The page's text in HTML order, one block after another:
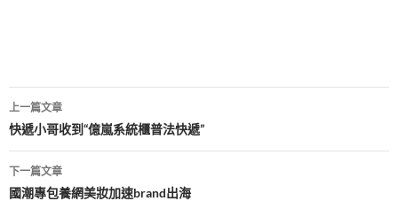
文
章
導
覽
上一篇文章
快遞小哥收到“億嵐系統櫃普法快遞”
下一篇文章
國潮專包養網美妝加速brand出海